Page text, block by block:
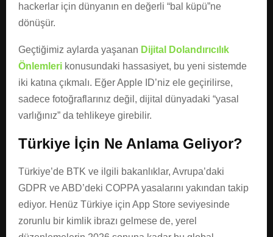
hackerlar için dünyanın en değerli “bal küpü”ne
dönüşür.
Geçtiğimiz aylarda yaşanan Dijital Dolandırıcılık
Önlemleri konusundaki hassasiyet, bu yeni sistemde
iki katına çıkmalı. Eğer Apple ID’niz ele geçirilirse,
sadece fotoğraflarınız değil, dijital dünyadaki “yasal
varlığınız” da tehlikeye girebilir.
Türkiye İçin Ne Anlama Geliyor?
Türkiye’de BTK ve ilgili bakanlıklar, Avrupa’daki
GDPR ve ABD’deki COPPA yasalarını yakından takip
ediyor. Henüz Türkiye için App Store seviyesinde
zorunlu bir kimlik ibrazı gelmese de, yerel